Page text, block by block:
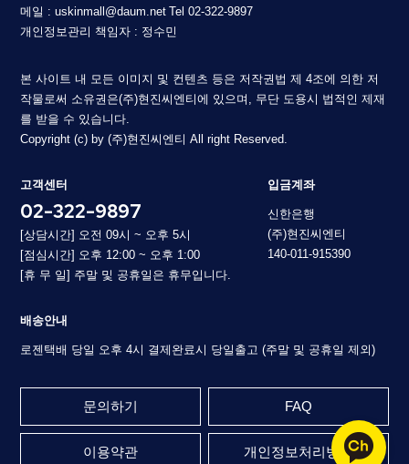
메일 : uskinmall@daum.net Tel 02-322-9897
개인정보관리 책임자 : 정수민
본 사이트 내 모든 이미지 및 컨텐츠 등은 저작권법 제 4조에 의한 저
작물로써 소유권은(주)현진씨엔티에 있으며, 무단 도용시 법적인 제재
를 받을 수 있습니다.
Copyright (c) by (주)현진씨엔티 All right Reserved.
고객센터
02-322-9897
[상담시간] 오전 09시 ~ 오후 5시
[점심시간] 오후 12:00 ~ 오후 1:00
[휴 무 일] 주말 및 공휴일은 휴무입니다.
입금계좌
신한은행
(주)현진씨엔티
140-011-915390
배송안내
로젠택배 당일 오후 4시 결제완료시 당일출고 (주말 및 공휴일 제외)
문의하기 FAQ
이용약관 개인정보처리방침